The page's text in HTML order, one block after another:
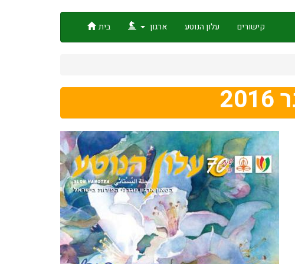
בית ארגון עלון הנוטע קישורים